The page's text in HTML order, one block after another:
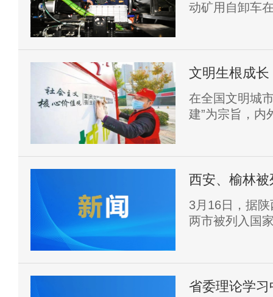
动矿用自卸车
文明生根成
明城市综述
在全国文明城
建”为宗旨，内
西安、榆林
范城市
3月16日，据
两市被列入国
省委理论学